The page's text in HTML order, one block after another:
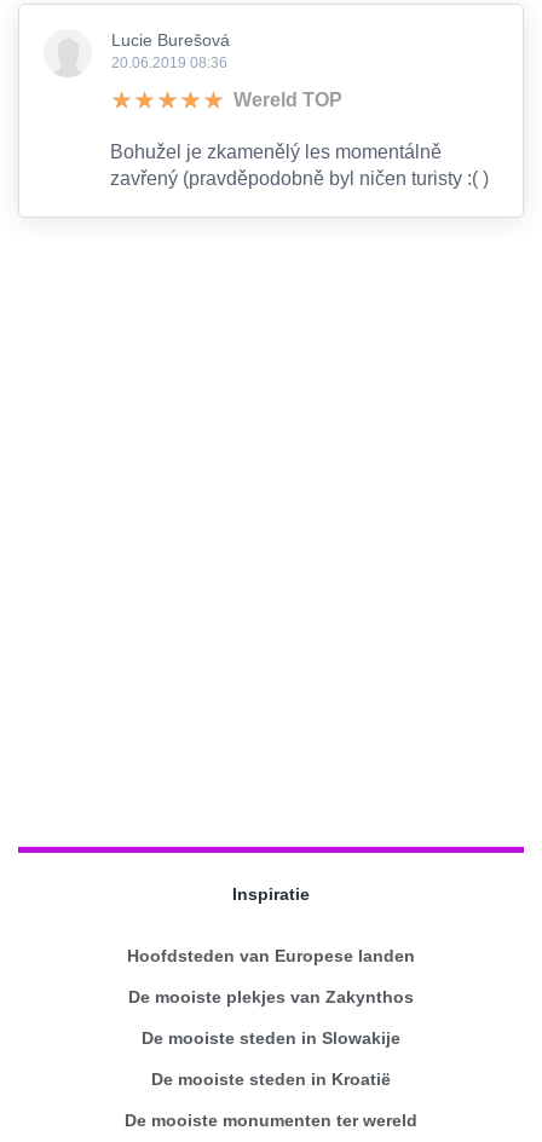
Lucie Burešová
20.06.2019 08:36
Wereld TOP
Bohužel je zkamenělý les momentálně
zavřený (pravděpodobně byl ničen turisty :( )
Inspiratie
Hoofdsteden van Europese landen
De mooiste plekjes van Zakynthos
De mooiste steden in Slowakije
De mooiste steden in Kroatië
De mooiste monumenten ter wereld